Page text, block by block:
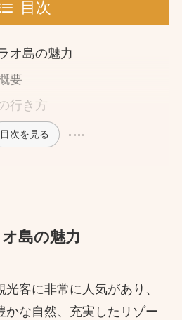
目次
オ島の魅力
要
行き方
目次を見る
島の魅力
客に非常に人気があり、
かな自然、充実したリゾー